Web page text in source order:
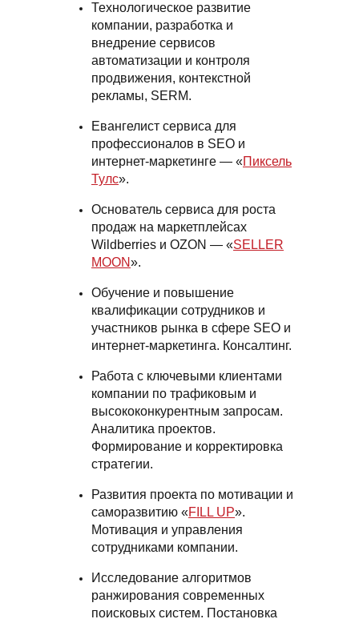
Технологическое развитие
компании, разработка и
внедрение сервисов
автоматизации и контроля
продвижения, контекстной
рекламы, SERM.
Евангелист сервиса для
профессионалов в SEO и
интернет-маркетинге — «Пиксель
Тулс».
Основатель сервиса для роста
продаж на маркетплейсах
Wildberries и OZON — «SELLER
MOON».
Обучение и повышение
квалификации сотрудников и
участников рынка в сфере SEO и
интернет-маркетинга. Консалтинг.
Работа с ключевыми клиентами
компании по трафиковым и
высококонкурентным запросам.
Аналитика проектов.
Формирование и корректировка
стратегии.
Развития проекта по мотивации и
саморазвитию «FILL UP».
Мотивация и управления
сотрудниками компании.
Исследование алгоритмов
ранжирования современных
поисковых систем. Постановка